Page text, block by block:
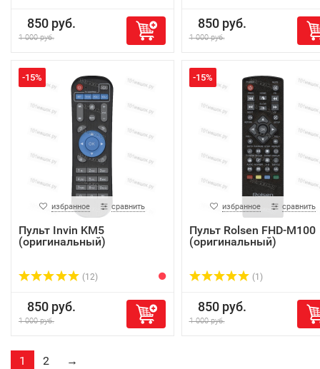
850 руб.
1 000 руб.
850 руб.
1 000 руб.
-15%
избранное сравнить
Пульт Invin KM5
(оригинальный)
(12)
850 руб.
1 000 руб.
-15%
избранное сравнить
Пульт Rolsen FHD-M100
(оригинальный)
(1)
850 руб.
1 000 руб.
1 2 →